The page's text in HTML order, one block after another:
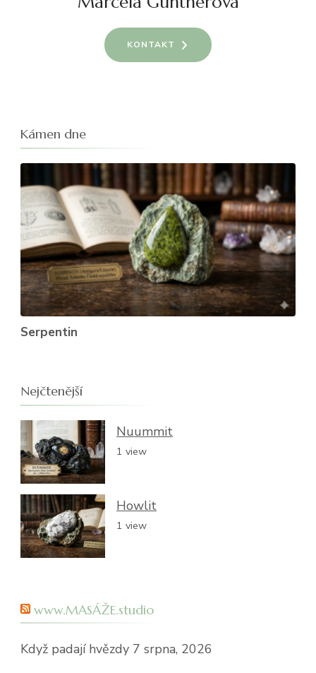
KONTAKT
Kámen dne
Serpentin
Nejčtenější
Nuummit
1 view
Howlit
1 view
www.MASÁŽE.studio
Když padají hvězdy 7 srpna, 2026